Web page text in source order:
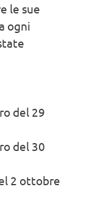
le sue
ogni
del 29
del 30
2 ottobre